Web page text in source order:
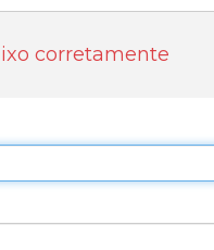
corretamente